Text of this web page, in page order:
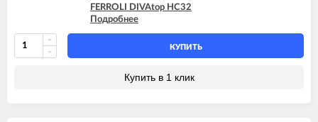
FERROLI DIVAtop HC32
FERROLI DIVAtop HF24
FERROLI DIVAtop HF32
FERROLI DIVAtop Low Nox C24
FERROLI DIVAtop Low Nox C32
FERROLI DIVAtop Low Nox F32
Подробнее
КУПИТЬ
Купить в 1 клик